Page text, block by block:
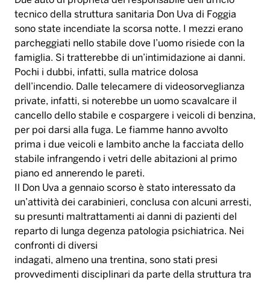
tecnico della struttura sanitaria Don Uva di Foggia
sono state incendiate la scorsa notte. I mezzi erano
parcheggiati nello stabile dove l’uomo risiede con la
famiglia. Si tratterebbe di un’intimidazione ai danni.
Pochi i dubbi, infatti, sulla matrice dolosa
dell’incendio. Dalle telecamere di videosorveglianza
private, infatti, si noterebbe un uomo scavalcare il
cancello dello stabile e cospargere i veicoli di benzina,
per poi darsi alla fuga. Le fiamme hanno avvolto
prima i due veicoli e lambito anche la facciata dello
stabile infrangendo i vetri delle abitazioni al primo
piano ed annerendo le pareti.
Il Don Uva a gennaio scorso è stato interessato da
un’attività dei carabinieri, conclusa con alcuni arresti,
su presunti maltrattamenti ai danni di pazienti del
reparto di lunga degenza patologia psichiatrica. Nei
confronti di diversi
indagati, almeno una trentina, sono stati presi
provvedimenti disciplinari da parte della struttura tra